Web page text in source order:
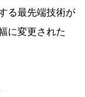
る最先端技術が
に変更された